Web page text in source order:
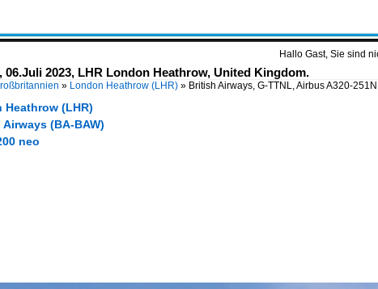
Hallo Gast, Sie sind
2023, LHR London Heathrow, United Kingdom.
» London Heathrow (LHR) » British Airways, G-TTNL, Airbus A320-
(LHR)
(BA-BAW)
neo